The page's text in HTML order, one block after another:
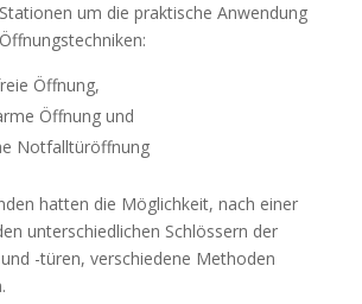
um die praktische Anwendung
Öffnung,
Öffnung und
Notfalltüröffnung
hatten die Möglichkeit, nach einer
unterschiedlichen Schlössern der
-türen, verschiedene Methoden